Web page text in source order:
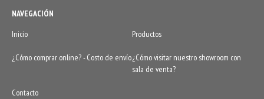
NAVEGACIÓN
Inicio
Productos
¿Cómo comprar online? - Costo de envío¿Cómo visitar nuestro showroom con
sala de venta?
Contacto